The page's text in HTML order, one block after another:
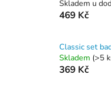
Skladem u
469 Kč
Classic set
Skladem (>5
369 Kč